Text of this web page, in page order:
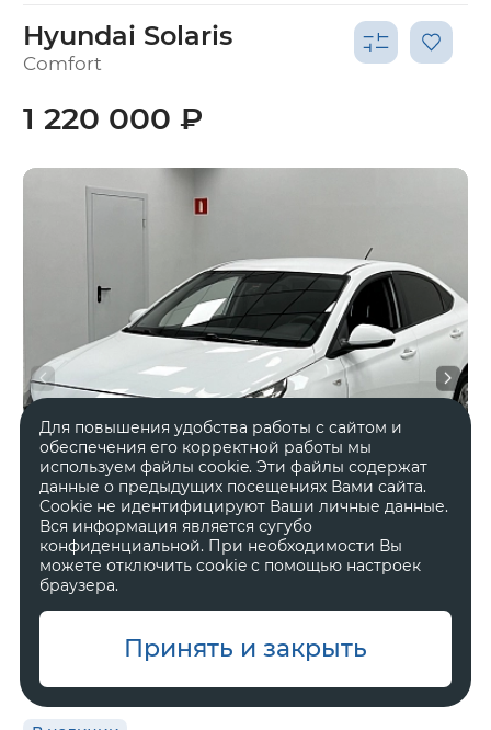
Hyundai Solaris
Comfort
2020 год
Передний
Автоматическая
1 220 000 ₽
Для повышения удобства работы с сайтом и
обеспечения его корректной работы мы
используем файлы cookie. Эти файлы содержат
данные о предыдущих посещениях Вами сайта.
Cookie не идентифицируют Ваши личные данные.
Вся информация является сугубо
конфиденциальной. При необходимости Вы
можете отключить cookie с помощью настроек
браузера.
Принять и закрыть